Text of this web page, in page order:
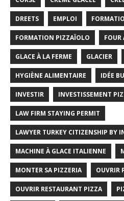
DREETS EMPLOI
FORMATION PIZZAÏOLO FOUR
GLACE À LA FERME GLACIER
HYGIÈNE ALIMENTAIRE IDÉE
INVESTIR INVESTISSEMENT
LAW FIRM STAYING PERMIT
LAWYER TURKEY CITIZENSHIP BY
MACHINE À GLACE ITALIENNE
MONTER SA PIZZERIA OUVRIR
OUVRIR RESTAURANT PIZZA